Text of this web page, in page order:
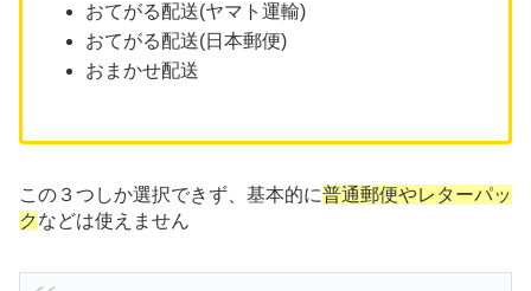
おてがる配送(ヤマト運輸)
おてがる配送(日本郵便)
おまかせ配送
この３つしか選択できず、基本的に普通郵便やレターパッ
ク などは使えません